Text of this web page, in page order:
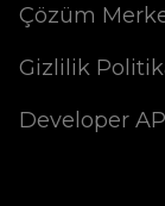
Çözüm
Gizlilik
Developer